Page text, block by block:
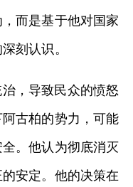
而是基于他对国家
刻认识。
，导致民众的愤怒
古柏的势力，可能
。他认为彻底消灭
安定。他的决策在